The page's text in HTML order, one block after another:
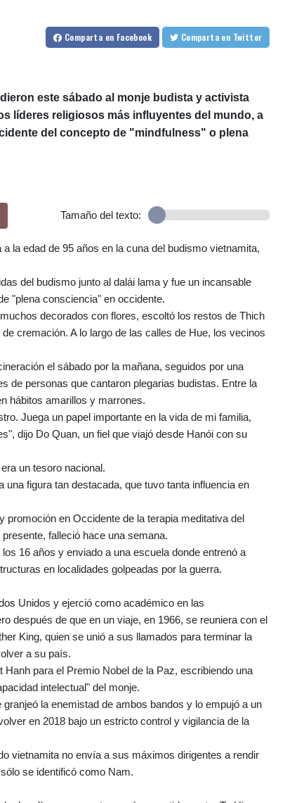
Comparta en Facebook Comparta en Twitter
este sábado al monje budista y activista
líderes religiosos más influyentes del mundo, a
del concepto de "mindfulness" o plena
Tamaño del texto:
la edad de 95 años en la cuna del budismo vietnamita,
del budismo junto al dalái lama y fue un incansable
"plena consciencia" en occidente.
decorados con flores, escoltó los restos de Thich
cremación. A lo largo de las calles de Hue, los vecinos
el sábado por la mañana, seguidos por una
de personas que cantaron plegarias budistas. Entre la
hábitos amarillos y marrones.
Juega un papel importante en la vida de mi familia,
dijo Do Quan, un fiel que viajó desde Hanói con su
un tesoro nacional.
figura tan destacada, que tuvo tanta influencia en
promoción en Occidente de la terapia meditativa del
falleció hace una semana.
16 años y enviado a una escuela donde entrenó a
en localidades golpeadas por la guerra.
Unidos y ejerció como académico en las
después de que en un viaje, en 1966, se reuniera con el
King, quien se unió a sus llamados para terminar la
a su país.
para el Premio Nobel de la Paz, escribiendo una
intelectual" del monje.
la enemistad de ambos bandos y lo empujó a un
en 2018 bajo un estricto control y vigilancia de la
vietnamita no envía a sus máximos dirigentes a rendir
se identificó como Nam.